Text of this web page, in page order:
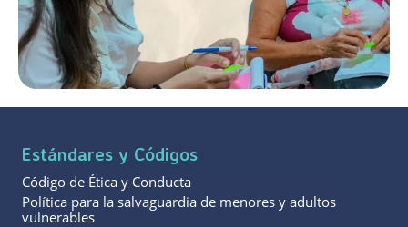
Estándares y Códigos
Código de Ética y Conducta
Política para la salvaguardia de menores y adultos
vulnerables